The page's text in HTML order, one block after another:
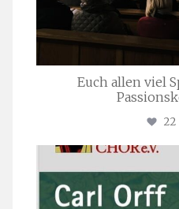
Euch allen viel
22